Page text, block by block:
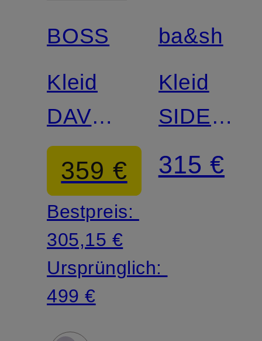
BOSS
Kleid
DAVORA
mit
Plissees
359 €
Bestpreis:
305,15 €
Ursprünglich:
499 €
ba&sh
Kleid
SIDELIE
in
315 €